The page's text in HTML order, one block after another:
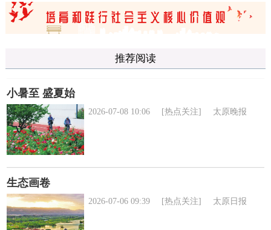
推荐阅读
小暑至 盛夏始
2026-07-08 10:06 [热点关注] 太原晚报
生态画卷
2026-07-06 09:39 [热点关注] 太原日报